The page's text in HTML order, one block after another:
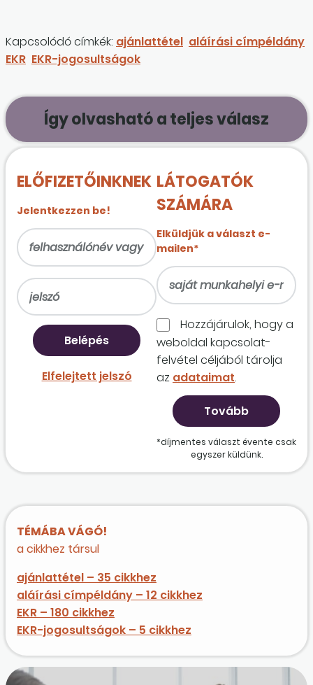
Kapcsolódó címkék: ajánlattétel aláírási címpéldány
EKR EKR-jogosultságok
Így olvasható a teljes válasz
ELŐFIZETŐINKNEK
Jelentkezzen be!
Elfelejtett jelszó
LÁTOGATÓK
SZÁMÁRA
Elküldjük a választ e-
mailen*
Hozzájárulok, hogy a
weboldal kapcso­lat­
felvétel céljából tárolja
az adataimat.
*díjmentes választ évente csak
egyszer küldünk.
TÉMÁBA VÁGÓ!
a cikkhez társul
ajánlattétel – 35 cikkhez
aláírási címpéldány – 12 cikkhez
EKR – 180 cikkhez
EKR-jogosultságok – 5 cikkhez